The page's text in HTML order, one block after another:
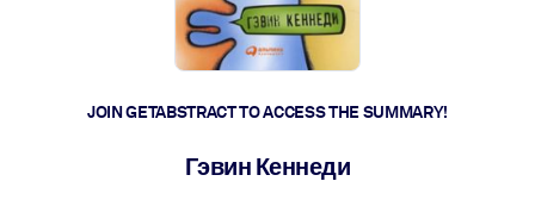
JOIN GETABSTRACT TO ACCESS THE SUMMARY!
Гэвин Кеннеди